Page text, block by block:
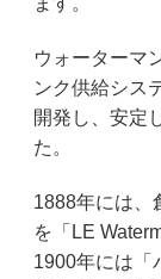
ウォーターマ
ンク供給シス
開発し、安定
た。
1888年には、
を「LE
1900年には「